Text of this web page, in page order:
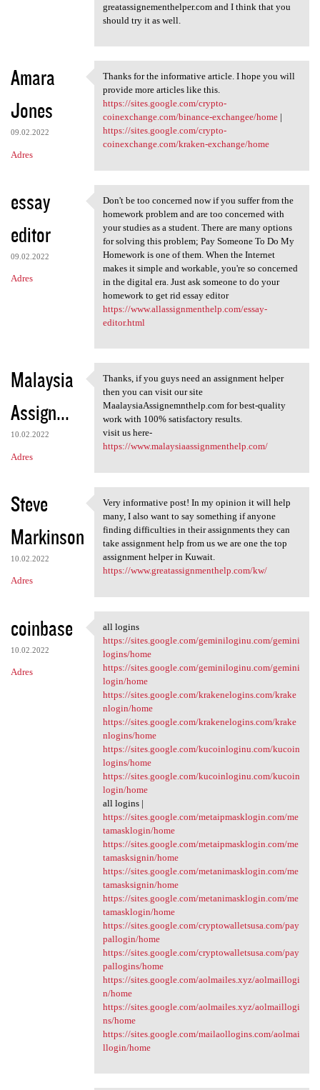
greatassignementhelper.com and I think that you
should try it as well.
Amara
Jones
09.02.2022
Adres
Thanks for the informative
Thanks for the informative article. I hope you will
provide more articles like this.
https://sites.google.com/crypto-
coinexchange.com/binance-exchangee/home|
https://sites.google.com/crypto-
coinexchange.com/kraken-exchange/home
essay
editor
09.02.2022
Adres
Don't be too concerned now if
Don't be too concerned now if you suffer from the
homework problem and are too concerned with
your studies as a student. There are many options
for solving this problem; Pay Someone To Do My
Homework is one of them. When the Internet
makes it simple and workable, you're so concerned
in the digital era. Just ask someone to do your
homework to get rid essay editor
https://www.allassignmenthelp.com/essay-
editor.html
Malaysia
Assign...
10.02.2022
Adres
Thanks, if you guys need an
Thanks, if you guys need an assignment helper
then you can visit our site
MaalaysiaAssignemnthelp.com for best-quality
work with 100% satisfactory results.
visit us here-
https://www.malaysiaassignmenthelp.com/
Steve
Markinson
10.02.2022
Adres
Very informative post! In my
Very informative post! In my opinion it will help
many, I also want to say something if anyone
finding difficulties in their assignments they can
take assignment help from us we are one the top
assignment helper in Kuwait.
https://www.greatassignmenthelp.com/kw/
coinbase
10.02.2022
Adres
all logins
all logins
https://sites.google.com/geminiloginu.com/gemini
logins/home
https://sites.google.com/geminiloginu.com/gemini
login/home
https://sites.google.com/krakenelogins.com/krake
nlogin/home
https://sites.google.com/krakenelogins.com/krake
nlogins/home
https://sites.google.com/kucoinloginu.com/kucoin
logins/home
https://sites.google.com/kucoinloginu.com/kucoin
login/home
all logins |
https://sites.google.com/metaipmasklogin.com/me
tamasklogin/home
https://sites.google.com/metaipmasklogin.com/me
tamasksignin/home
https://sites.google.com/metanimasklogin.com/me
tamasksignin/home
https://sites.google.com/metanimasklogin.com/me
tamasklogin/home
https://sites.google.com/cryptowalletsusa.com/pay
pallogin/home
https://sites.google.com/cryptowalletsusa.com/pay
pallogins/home
https://sites.google.com/aolmailes.xyz/aolmaillogi
n/home
https://sites.google.com/aolmailes.xyz/aolmaillogi
ns/home
https://sites.google.com/mailaollogins.com/aolmai
llogin/home